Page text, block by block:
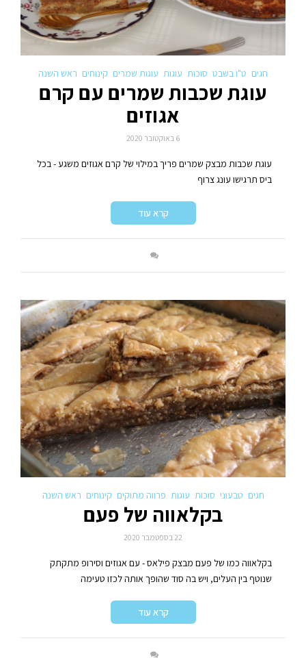
חגים ט"ו בשבט סוכות עוגות עוגות שמרים קינוחים ראש השנה
עוגת שכבות שמרים עם קרם
אגוזים
6 באוקטובר 2020
עוגת שכבות מבצק שמרים פריך במילוי של קרם אגוזים משגע - בכל
ביס תרגישו עונג צרוף
קרא עוד
חגים טבעוני סוכות עוגות פרווה מתוקים קינוחים ראש השנה
בקלאווה של פעם
22 בספטמבר 2020
בקלאווה כמו של פעם מבצק פילאס - עם אגוזים וסירופ מתקתק
שנוטף בין העלים, ויש בה סוד שהופך אותה לכזו טעימה
קרא עוד